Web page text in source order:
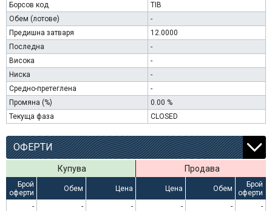
Борсов код
TIB
Обем (лотове)
-
Предишна затваря
12.0000
Последна
-
Висока
-
Ниска
-
Средно-претеглена
-
Промяна (%)
0.00 %
Текуща фаза
CLOSED
ОФЕРТИ
Купува Продава
Брой
оферти
Обем Цена Цена Обем
Брой
оферти
-
- - - - -